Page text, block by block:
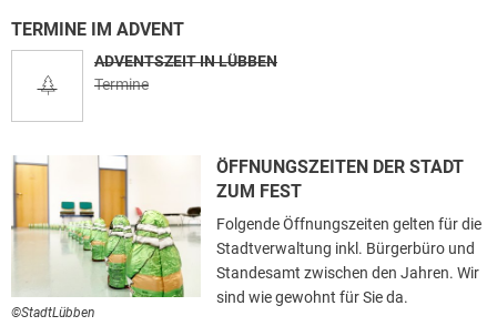
TERMINE IM ADVENT
ADVENTSZEIT IN LÜBBEN
Termine
©StadtLübben
ÖFFNUNGSZEITEN DER STADT
ZUM FEST
Folgende Öffnungszeiten gelten für die
Stadtverwaltung inkl. Bürgerbüro und
Standesamt zwischen den Jahren. Wir
sind wie gewohnt für Sie da.